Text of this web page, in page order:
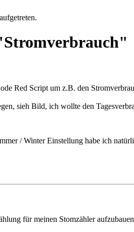
Red Script um z.B. den
sieh Bild, ich wollte den
/ Winter Einstellung habe ich
für meinen Stomzähler